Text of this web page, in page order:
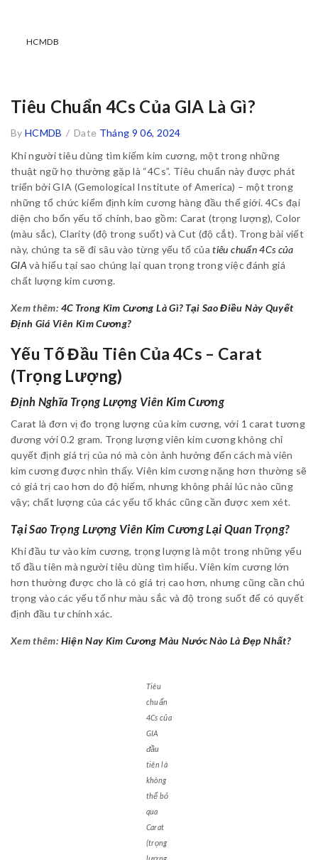
HCMDB
Tiêu Chuẩn 4Cs Của GIA Là Gì?
ByHCMDB / Date Tháng 9 06, 2024
Khi người tiêu dùng tìm kiếm kim cương, một trong những
thuật ngữ họ thường gặp là “4Cs”. Tiêu chuẩn này được phát
triển bởi GIA (Gemological Institute of America) – một trong
những tổ chức kiểm định kim cương hàng đầu thế giới. 4Cs đại
diện cho bốn yếu tố chính, bao gồm: Carat (trọng lượng), Color
(màu sắc), Clarity (độ trong suốt) và Cut (độ cắt). Trong bài viết
này, chúng ta sẽ đi sâu vào từng yếu tố củatiêu chuẩn 4Cs của
GIA và hiểu tại sao chúng lại quan trọng trong việc đánh giá
chất lượng kim cương.
Xem thêm: 4C Trong Kim Cương Là Gì? Tại Sao Điều Này Quyết
Định Giá Viên Kim Cương?
Yếu Tố Đầu Tiên Của 4Cs – Carat
(Trọng Lượng)
Định Nghĩa Trọng Lượng Viên Kim Cương
Carat là đơn vị đo trọng lượng của kim cương, với 1 carat tương
đương với 0.2 gram. Trọng lượng viên kim cương không chỉ
quyết định giá trị của nó mà còn ảnh hưởng đến cách mà viên
kim cương được nhìn thấy. Viên kim cương nặng hơn thường sẽ
có giá trị cao hơn do độ hiếm, nhưng không phải lúc nào cũng
vậy; chất lượng của các yếu tố khác cũng cần được xem xét.
Tại Sao Trọng Lượng Viên Kim Cương Lại Quan Trọng?
Khi đầu tư vào kim cương, trọng lượng là một trong những yếu
tố đầu tiên mà người tiêu dùng tìm hiểu. Viên kim cương lớn
hơn thường được cho là có giá trị cao hơn, nhưng cũng cần chú
trọng vào các yếu tố như màu sắc và độ trong suốt để có quyết
định đầu tư chính xác.
Xem thêm: Hiện Nay Kim Cương Màu Nước Nào Là Đẹp Nhất?
Tiêu
chuẩn
4Cs của
GIA
đầu
tiên là
không
thể bỏ
qua
Carat
(trọng